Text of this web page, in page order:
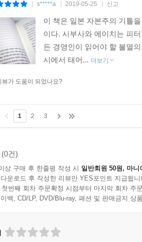
s*****a 2019-05-25 신고
이 책은 일본 자본주의 기틀
이다. 시부사와 에이치는 피
든 경영인이 읽어야 할 불멸
시에서 태어... 더보기
뷰가 도움이 되었나요?
1 2 3
(0건)
상 구매 후 한줄평 작성 시 일반회원 50원, 마니
운로드 후 작성한 리뷰만 YES포인트 지급됩니
첫번째 회차 주문확정 시점부터 마지막 회차 주
백, CD/LP, DVD/Blu-ray, 패션 및 판매금지 상